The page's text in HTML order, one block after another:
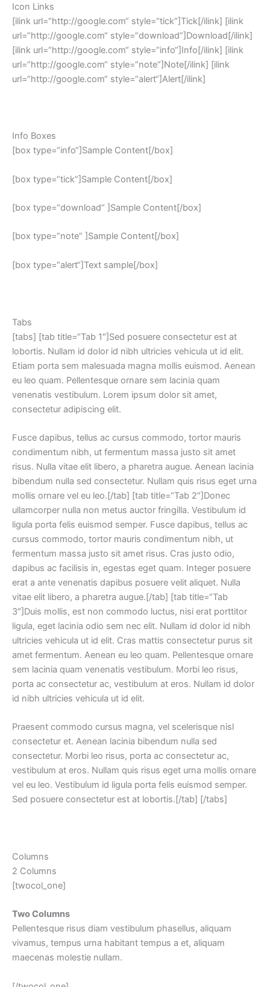
Icon Links
[ilink url=“http://google.com“ style=“tick“]Tick[/ilink] [ilink
url=“http://google.com“ style=“download“]Download[/ilink]
[ilink url=“http://google.com“ style=“info“]Info[/ilink] [ilink
url=“http://google.com“ style=“note“]Note[/ilink] [ilink
url=“http://google.com“ style=“alert“]Alert[/ilink]
Info Boxes
[box type=“info“]Sample Content[/box]
[box type=“tick“]Sample Content[/box]
[box type=“download“ ]Sample Content[/box]
[box type=“note“ ]Sample Content[/box]
[box type=“alert“]Text sample[/box]
Tabs
[tabs] [tab title=“Tab 1″]Sed posuere consectetur est at
lobortis. Nullam id dolor id nibh ultricies vehicula ut id elit.
Etiam porta sem malesuada magna mollis euismod. Aenean
eu leo quam. Pellentesque ornare sem lacinia quam
venenatis vestibulum. Lorem ipsum dolor sit amet,
consectetur adipiscing elit.
Fusce dapibus, tellus ac cursus commodo, tortor mauris
condimentum nibh, ut fermentum massa justo sit amet
risus. Nulla vitae elit libero, a pharetra augue. Aenean lacinia
bibendum nulla sed consectetur. Nullam quis risus eget urna
mollis ornare vel eu leo.[/tab] [tab title=“Tab 2″]Donec
ullamcorper nulla non metus auctor fringilla. Vestibulum id
ligula porta felis euismod semper. Fusce dapibus, tellus ac
cursus commodo, tortor mauris condimentum nibh, ut
fermentum massa justo sit amet risus. Cras justo odio,
dapibus ac facilisis in, egestas eget quam. Integer posuere
erat a ante venenatis dapibus posuere velit aliquet. Nulla
vitae elit libero, a pharetra augue.[/tab] [tab title=“Tab
3″]Duis mollis, est non commodo luctus, nisi erat porttitor
ligula, eget lacinia odio sem nec elit. Nullam id dolor id nibh
ultricies vehicula ut id elit. Cras mattis consectetur purus sit
amet fermentum. Aenean eu leo quam. Pellentesque ornare
sem lacinia quam venenatis vestibulum. Morbi leo risus,
porta ac consectetur ac, vestibulum at eros. Nullam id dolor
id nibh ultricies vehicula ut id elit.
Praesent commodo cursus magna, vel scelerisque nisl
consectetur et. Aenean lacinia bibendum nulla sed
consectetur. Morbi leo risus, porta ac consectetur ac,
vestibulum at eros. Nullam quis risus eget urna mollis ornare
vel eu leo. Vestibulum id ligula porta felis euismod semper.
Sed posuere consectetur est at lobortis.[/tab] [/tabs]
Columns
2 Columns
[twocol_one]
Two Columns
Pellentesque risus diam vestibulum phasellus, aliquam
vivamus, tempus urna habitant tempus a et, aliquam
maecenas molestie nullam.